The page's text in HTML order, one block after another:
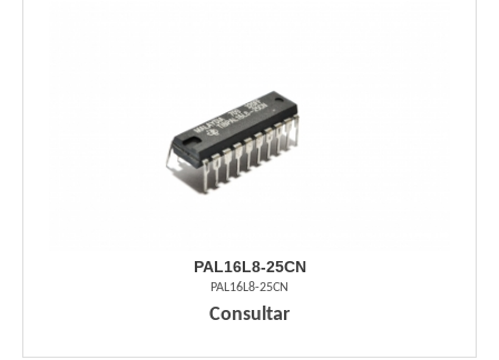
PAL16L8-25CN
PAL16L8-25CN
Consultar